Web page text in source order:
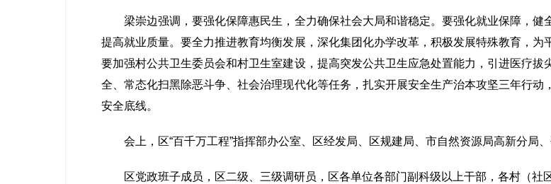
梁崇边强调，要强化保障惠民生，全力确保社会大局和谐稳定。要强化就业保障，健
提高就业质量。要全力推进教育均衡发展，深化集团化办学改革，积极发展特殊教育，为
要加强村公共卫生委员会和村卫生室建设，提高突发公共卫生应急处置能力，引进医疗
全、常态化扫黑除恶斗争、社会治理现代化等任务，扎实开展安全生产治本攻坚三年行
安全底线。
会上，区“百千万工程”指挥部办公室、区经发局、区规建局、市自然资源局高新分局、
区党政班子成员，区二级、三级调研员，区各单位各部门副科级以上干部，各村（社